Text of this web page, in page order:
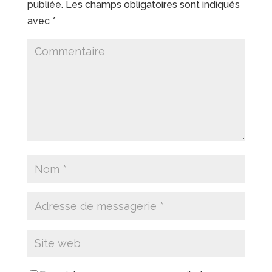
publiée. Les champs obligatoires sont indiqués
avec *